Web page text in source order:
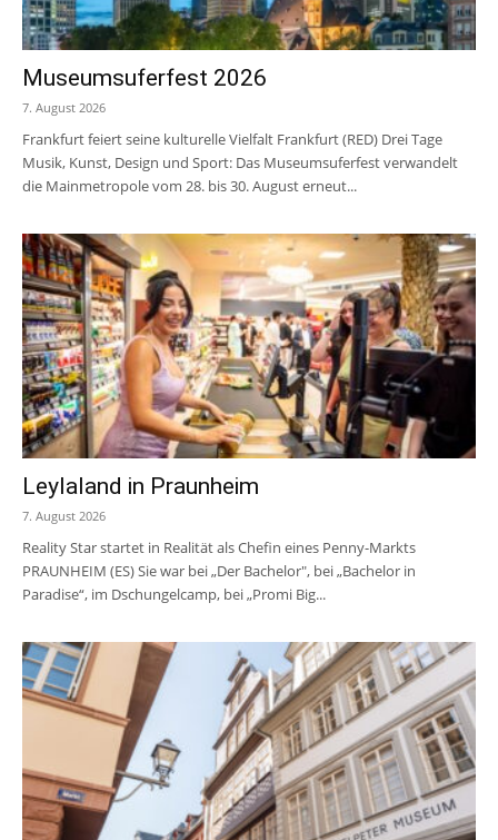
Museumsuferfest 2026
7. August 2026
Frankfurt feiert seine kulturelle Vielfalt Frankfurt (RED) Drei Tage
Musik, Kunst, Design und Sport: Das Museumsuferfest verwandelt
die Mainmetropole vom 28. bis 30. August erneut...
Leylaland in Praunheim
7. August 2026
Reality Star startet in Realität als Chefin eines Penny-Markts
PRAUNHEIM (ES) Sie war bei „Der Bachelor", bei „Bachelor in
Paradise“, im Dschungelcamp, bei „Promi Big...